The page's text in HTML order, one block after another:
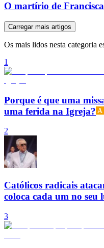
O martírio de
Carregar mais artigos
Os mais lidos nesta categoria
1
Porque é que uma
uma ferida na Igreja?
2
Católicos radicais
coloca cada um no seu
3